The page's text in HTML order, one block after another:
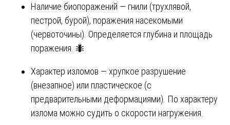
Наличие биопоражений — гнили (трухлявой,
пестрой, бурой), поражения насекомыми
(червоточины). Определяется глубина и площадь
поражения. 🐜
Характер изломов — хрупкое разрушение
(внезапное) или пластическое (с
предварительными деформациями). По характеру
излома можно судить о скорости нагружения.